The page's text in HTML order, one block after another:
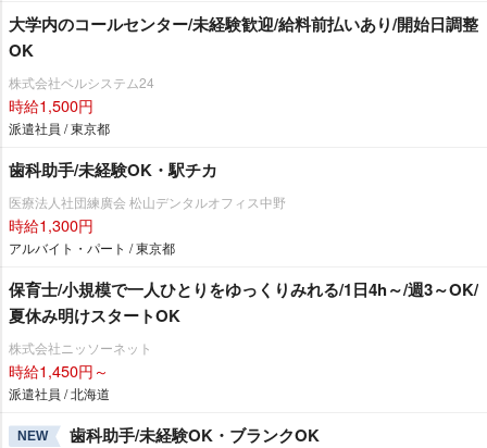
大学内のコールセンター/未経験歓迎/給料前払いあり/開始日調整
OK
株式会社ベルシステム24
時給1,500円
派遣社員 / 東京都
歯科助手/未経験OK・駅チカ
医療法人社団練廣会 松山デンタルオフィス中野
時給1,300円
アルバイト・パート / 東京都
保育士/小規模で一人ひとりをゆっくりみれる/1日4h～/週3～OK/
夏休み明けスタートOK
株式会社ニッソーネット
時給1,450円～
派遣社員 / 北海道
NEW 歯科助手/未経験OK・ブランクOK